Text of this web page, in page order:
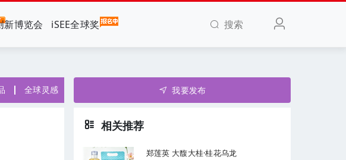
新博览会 iSEE全球奖 搜索
全球灵感 我要发布
相关推荐
郑莲英 大馥大桂·桂花乌龙